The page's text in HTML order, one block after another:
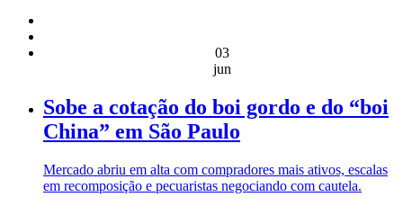
03
jun
Sobe a cotação do boi gordo e do “boi
China” em São Paulo
Mercado abriu em alta com compradores mais ativos, escalas
em recomposição e pecuaristas negociando com cautela.